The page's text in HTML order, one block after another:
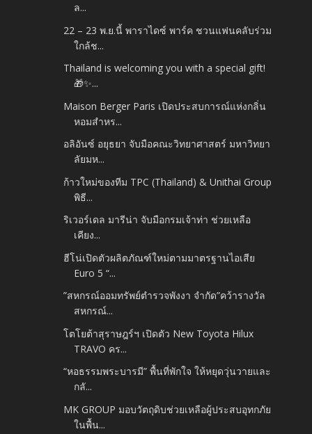
ล...
22 – 23 พ.ย.นี้ พาราไดซ์ พาร์ค ชวนแฟนคลับร่วม
ใกล้ช...
Thailand is welcoming you with a special gift!
🎁✨...
Maison Berger Paris เปิดประสบการณ์แห่งกลิ่น
หอมสำหร...
อลิอันซ์ อยุธยา จับมือคณะวิทยาศาสตร์ มหาวิทยา
ลัยมห...
ก้าวใหม่ของทีม TPC (Thailand) & Unithai Group
พิธี...
ริเวอร์เดล มารีน่า จับมือกรมเจ้าท่า ช่วยเหลือ
เคียง...
ฮีโน่เปิดตัวผลิตภัณฑ์ใหม่ตามมาตรฐานไอเสีย
Euro 5 “...
”สหกรณ์ออมทรัพย์ตำรวจพังงา จำกัด”คว้ารางวัล
สหกรณ์...
โตโยต้าสุราษฎร์ฯ เปิดตัว New Toyota Hilux
TRAVO คร...
“หอธรรมพระบารมี” พื้นที่พักใจ ให้หยุดวุ่นวายและ
กลั...
MK GROUP มอบวัตถุดิบช่วยเหลือผู้ประสบอุทกภัย
ในพื้น...